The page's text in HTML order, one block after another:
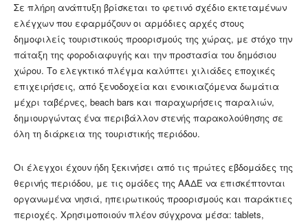
Σε πλήρη ανάπτυξη βρίσκεται το φετινό σχέδιο εκτεταμένων
ελέγχων που εφαρμόζουν οι αρμόδιες αρχές στους
δημοφιλείς τουριστικούς προορισμούς της χώρας, με στόχο την
πάταξη της φοροδιαφυγής και την προστασία του δημόσιου
χώρου. Το ελεγκτικό πλέγμα καλύπτει χιλιάδες εποχικές
επιχειρήσεις, από ξενοδοχεία και ενοικιαζόμενα δωμάτια
μέχρι ταβέρνες, beach bars και παραχωρήσεις παραλιών,
δημιουργώντας ένα περιβάλλον στενής παρακολούθησης σε
όλη τη διάρκεια της τουριστικής περιόδου.
Οι έλεγχοι έχουν ήδη ξεκινήσει από τις πρώτες εβδομάδες της
θερινής περιόδου, με τις ομάδες της ΑΑΔΕ να επισκέπτονται
οργανωμένα νησιά, ηπειρωτικούς προορισμούς και παράκτιες
περιοχές. Χρησιμοποιούν πλέον σύγχρονα μέσα: tablets,